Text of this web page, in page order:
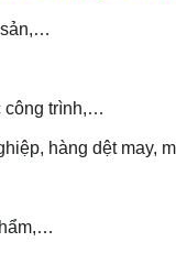
sản,…
công trình,…
hàng dệt may,